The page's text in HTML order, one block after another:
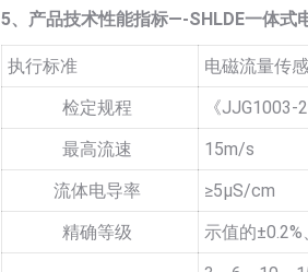
5、产品技术性能指标—-SHLDE一体式
执行标准
电磁流量传
检定规程
《JJG1003-
最高流速
15m/s
流体电导率
≥5µS/cm
精确等级
示值的±0.2%